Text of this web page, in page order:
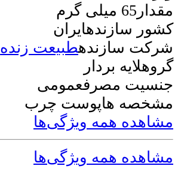
مقدار 65 میلی گرم
کشور سازندهایران
شرکت سازندهطبیعت زنده
گروهلایه بردار
جنسیت مصرفعمومی
مشخصه هاپوست چرب
مشاهده همه ویژگی‌ها
مشاهده همه ویژگی‌ها